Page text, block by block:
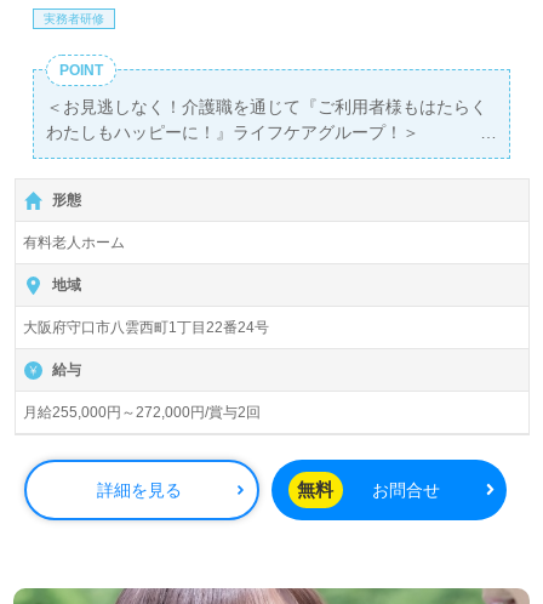
実務者研修
POINT
＜お見逃しなく！介護職を通じて『ご利用者様もはたらく
わたしもハッピーに！』ライフケアグループ！＞
◎介護職/正社員募集◎【月給255,000円～272,000円/賞与
2回】＊初任者研修以上有資格者向け求人＊『守口市駅』
徒歩17分。
入居定員49名（48室/全室個室）『はっぴーらいふ守口』
ライフケアグループ/株式会社ライフケア・ビジョン様の運
営です。大阪県、兵庫県、京都府、奈良県を中心に30拠点
以上、有料老人ホーム、デイサービス、グループホーム、
サービス付き高齢者向け住宅を展開されています。
◎『ご利用者様もはたらくわたしもハッピーに！』ご利用
者様の笑顔と感動あふれるシニアライフをサポートされる
事業所様！◎
看護助手や介護職経験のある方をお迎えします。ご入居者
様と職員様の笑顔あふれる事業所様です。チームワーク抜
ちたい、仕事時間に笑顔を増やしたい』『働きながらキャ
形態
有料老人ホーム
地域
大阪府守口市八雲西町1丁目22番24号
給与
月給255,000円～272,000円/賞与2回
詳細を見る 無料 お問合せ